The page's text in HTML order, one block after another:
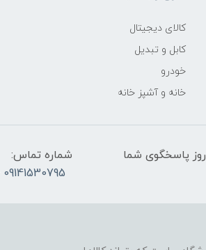
کالای دیجیتال
کابل و تبدیل
خودرو
خانه و آشپز خانه
شبانه‌روز پاسخگوی شما
شماره تماس:
09141530795 - 04533330049 - 021-91692397